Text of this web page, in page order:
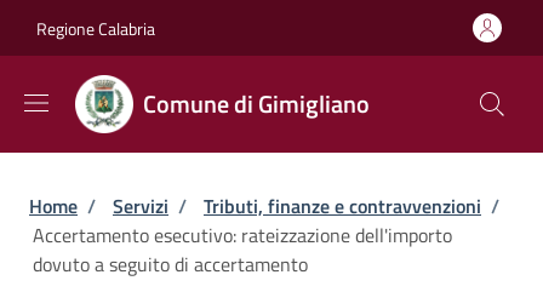
Regione Calabria
Comune di Gimigliano
Briciole di pane
Home / Servizi / Tributi, finanze e contravvenzioni /
Accertamento esecutivo: rateizzazione dell'importo
dovuto a seguito di accertamento